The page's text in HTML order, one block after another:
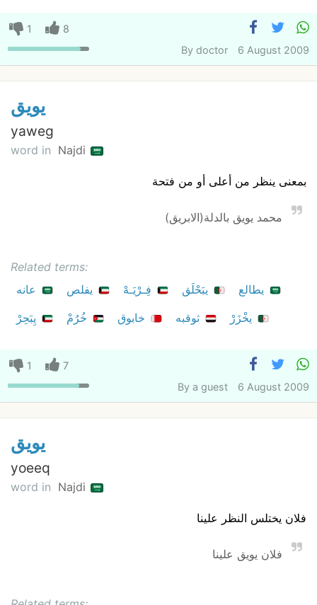
1
8
Bydoctor 6 August 2009
يويق
yaweg
word in Najdi
بمعنى ينظر من أعلى أو من فتحة
محمد يويق بالدلة(الابريق)
Related terms:
عانه
يفلص فِـرْيَـهْ يبَحْلَق
يطالع
يِبَحِرْ
خُرُمْ خابوق ثوقبه يخْزَرْ
1
7
By a guest 6 August 2009
يويق
yoeeq
word in Najdi
فلان يختلس النظر علينا
فلان يويق علينا